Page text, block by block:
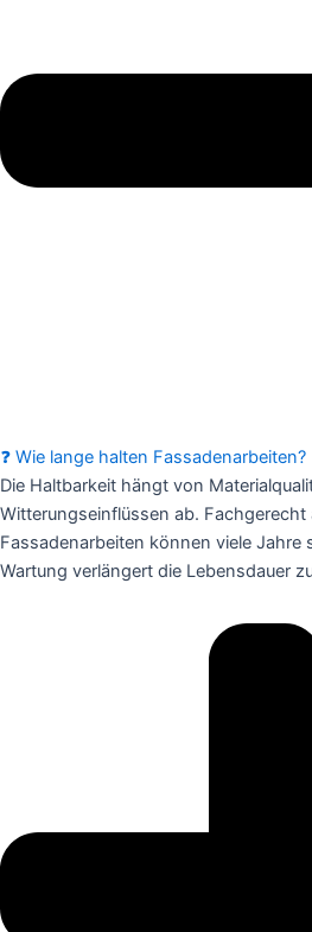
❓ Wie lange halten Fassadenarbeiten?
Die Haltbarkeit hängt von
Witterungseinflüssen ab. Fachgerecht
Fassadenarbeiten können viele Jahre
Wartung verlängert die Lebensdauer